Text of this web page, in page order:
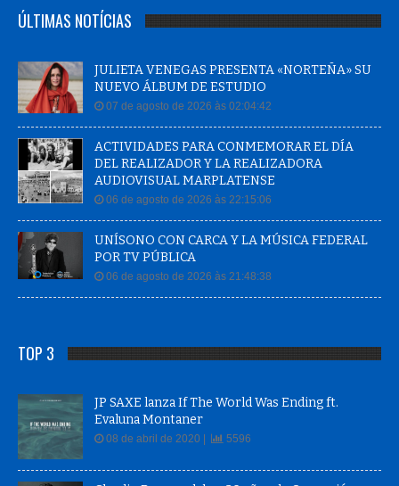
ÚLTIMAS NOTÍCIAS
JULIETA VENEGAS PRESENTA «NORTEÑA» SU
NUEVO ÁLBUM DE ESTUDIO
07 de agosto de 2026 às 02:04:42
ACTIVIDADES PARA CONMEMORAR EL DÍA
DEL REALIZADOR Y LA REALIZADORA
AUDIOVISUAL MARPLATENSE
06 de agosto de 2026 às 22:15:06
UNÍSONO CON CARCA Y LA MÚSICA FEDERAL
POR TV PÚBLICA
06 de agosto de 2026 às 21:48:38
TOP 3
JP SAXE lanza If The World Was Ending ft.
Evaluna Montaner
08 de abril de 2020 | 5596